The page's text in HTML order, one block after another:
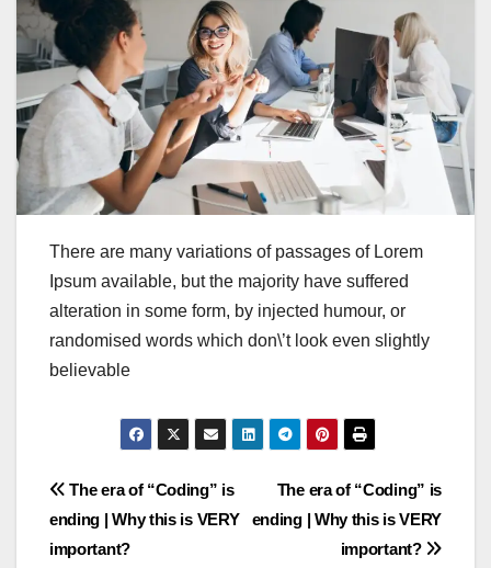
There are many variations of passages of Lorem
Ipsum available, but the majority have suffered
alteration in some form, by injected humour, or
randomised words which don\’t look even slightly
believable
Post
navigation
The era of “Coding” is
ending | Why this is VERY
important?
The era of “Coding” is
ending | Why this is VERY
important?